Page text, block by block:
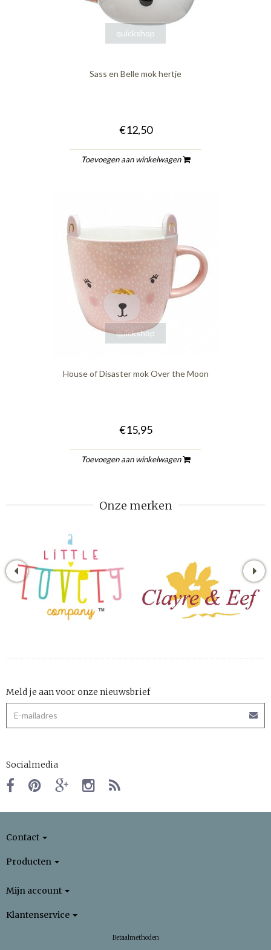
quickshop
Sass en Belle mok hertje
€12,50
Toevoegen aan winkelwagen
quickshop
House of Disaster mok Over the Moon
€15,95
Toevoegen aan winkelwagen
Onze merken
Meld je aan voor onze nieuwsbrief
Socialmedia
Contact
Producten
Mijn account
Klantenservice
Betaalmethoden